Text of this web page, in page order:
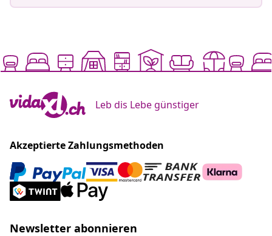
Leb dis Lebe günstiger
Akzeptierte Zahlungsmethoden
Newsletter abonnieren